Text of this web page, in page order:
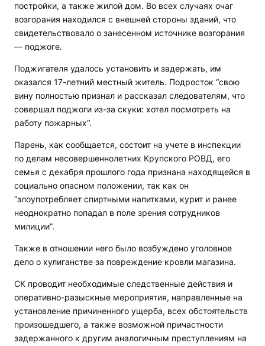
постройки, а также жилой дом. Во всех случаях очаг
возгорания находился с внешней стороны зданий, что
свидетельствовало о занесенном источнике возгорания
— поджоге.
Поджигателя удалось установить и задержать, им
оказался 17-летний местный житель. Подросток “свою
вину полностью признал и рассказал следователям, что
совершал поджоги из-за скуки: хотел посмотреть на
работу пожарных“.
Парень, как сообщается, состоит на учете в инспекции
по делам несовершеннолетних Крупского РОВД, его
семья с декабря прошлого года признана находящейся в
социально опасном положении, так как он
“злоупотребляет спиртными напитками, курит и ранее
неоднократно попадал в поле зрения сотрудников
милиции”.
Также в отношении него было возбуждено уголовное
дело о хулиганстве за повреждение кровли магазина.
СК проводит необходимые следственные действия и
оперативно-разыскные мероприятия, направленные на
установление причиненного ущерба, всех обстоятельств
произошедшего, а также возможной причастности
задержанного к другим аналогичным преступлениям на